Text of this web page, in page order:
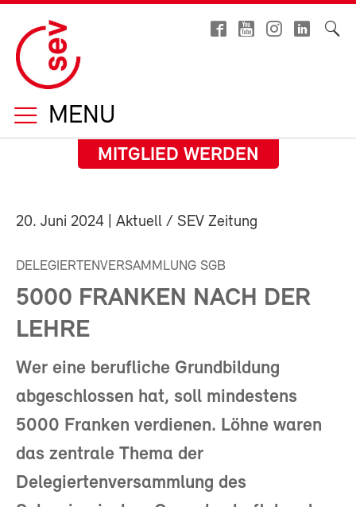
MENU
MITGLIED WERDEN
20. Juni 2024 | Aktuell / SEV Zeitung
DELEGIERTENVERSAMMLUNG SGB
5000 FRANKEN NACH DER
LEHRE
Wer eine berufliche Grundbildung
abgeschlossen hat, soll mindestens
5000 Franken verdienen. Löhne waren
das zentrale Thema der
Delegiertenversammlung des